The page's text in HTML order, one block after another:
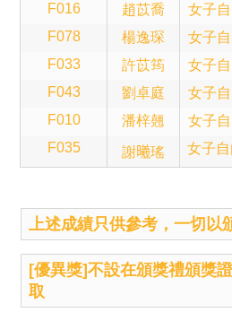
F016
趙苡喬 女子
F078
楊逸琛 女子
F033
許苡筠 女子
F043
劉卓庭 女子
F010
潘梓翹 女子
F035
謝𣌀瑤 女子
上述成績只供參考，一切以
[優異獎]不設在頒獎禮頒獎
取